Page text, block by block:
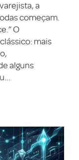
a
começam.
O
mais
alguns